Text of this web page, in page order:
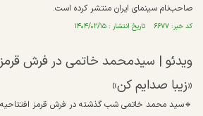
صاحب‌نام سینمای ایران منتشر کرده است.
کد خبر: ۶۶۷۷ تاریخ انتشار : ۱۴۰۴/۰۲/۱۵
ویدئو | سیدمحمد خاتمی در فرش قرمز
«زیبا صدایم کن»
🔹سید محمد خاتمی شب گذشته در فرش قرمز افتتاحیه